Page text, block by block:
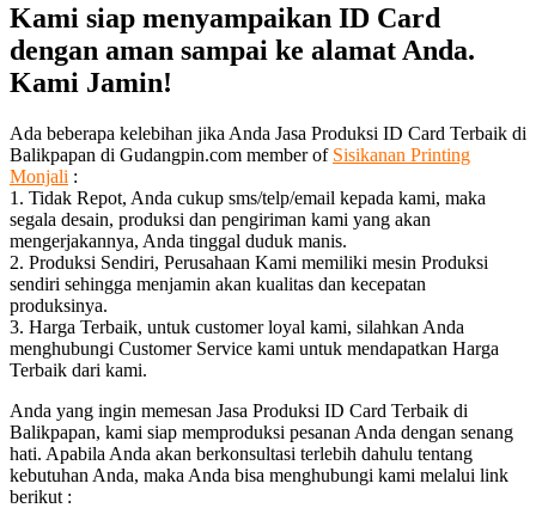
Kami siap menyampaikan ID Card
dengan aman sampai ke alamat Anda.
Kami Jamin!
Ada beberapa kelebihan jika Anda Jasa Produksi ID Card Terbaik di
Balikpapan di Gudangpin.com member of Sisikanan Printing
Monjali :
1. Tidak Repot, Anda cukup sms/telp/email kepada kami, maka
segala desain, produksi dan pengiriman kami yang akan
mengerjakannya, Anda tinggal duduk manis.
2. Produksi Sendiri, Perusahaan Kami memiliki mesin Produksi
sendiri sehingga menjamin akan kualitas dan kecepatan
produksinya.
3. Harga Terbaik, untuk customer loyal kami, silahkan Anda
menghubungi Customer Service kami untuk mendapatkan Harga
Terbaik dari kami.
Anda yang ingin memesan Jasa Produksi ID Card Terbaik di
Balikpapan, kami siap memproduksi pesanan Anda dengan senang
hati. Apabila Anda akan berkonsultasi terlebih dahulu tentang
kebutuhan Anda, maka Anda bisa menghubungi kami melalui link
berikut :